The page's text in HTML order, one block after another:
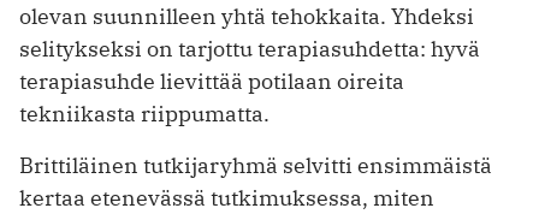
olevan suunnilleen yhtä tehokkaita. Yhdeksi
selitykseksi on tarjottu terapiasuhdetta: hyvä
terapiasuhde lievittää potilaan oireita
tekniikasta riippumatta.
Brittiläinen tutkijaryhmä selvitti ensimmäistä
kertaa etenevässä tutkimuksessa, miten